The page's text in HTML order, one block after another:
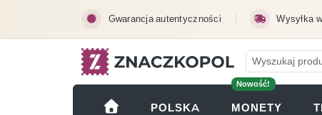
Gwarancja autentyczności Wysyłka
POLSKA
Nowość!
MONETY